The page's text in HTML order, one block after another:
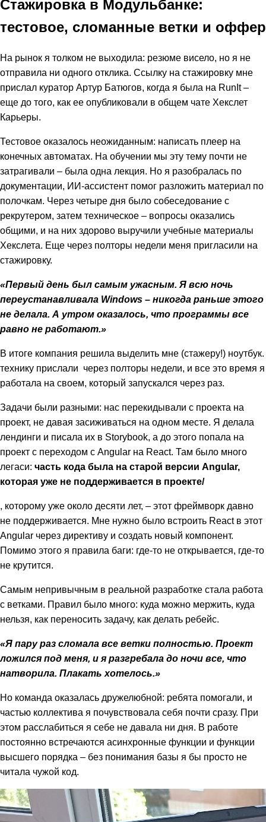
Стажировка в Модульбанке:
тестовое, сломанные ветки и оффер
На рынок я толком не выходила: резюме висело, но я не
отправила ни одного отклика. Ссылку на стажировку мне
прислал куратор Артур Батюгов, когда я была на RunIt –
еще до того, как ее опубликовали в общем чате Хекслет
Карьеры.
Тестовое оказалось неожиданным: написать плеер на
конечных автоматах. На обучении мы эту тему почти не
затрагивали – была одна лекция. Но я разобралась по
документации, ИИ-ассистент помог разложить материал по
полочкам. Через четыре дня было собеседование с
рекрутером, затем техническое – вопросы оказались
общими, и на них здорово выручили учебные материалы
Хекслета. Еще через полторы недели меня пригласили на
стажировку.
«Первый день был самым ужасным. Я всю ночь
переустанавливала Windows – никогда раньше этого
не делала. А утром оказалось, что программы все
равно не работают.»
В итоге компания решила выделить мне (стажеру!) ноутбук.
технику прислали через полторы недели, и все это время я
работала на своем, который запускался через раз.
Задачи были разными: нас перекидывали с проекта на
проект, не давая засиживаться на одном месте. Я делала
лендинги и писала их в Storybook, а до этого попала на
проект с переходом с Angular на React. Там было много
легаси: часть кода была на старой версии Angular,
которая уже не поддерживается в проекте/
, которому уже около десяти лет, – этот фреймворк давно
не поддерживается. Мне нужно было встроить React в этот
Angular через директиву и создать новый компонент.
Помимо этого я правила баги: где-то не открывается, где-то
не крутится.
Самым непривычным в реальной разработке стала работа
с ветками. Правил было много: куда можно мержить, куда
нельзя, как переносить задачу, как делать ребейс.
«Я пару раз сломала все ветки полностью. Проект
ложился под меня, и я разгребала до ночи все, что
натворила. Плакать хотелось.»
Но команда оказалась дружелюбной: ребята помогали, и
частью коллектива я почувствовала себя почти сразу. При
этом расслабиться я себе не давала ни дня. В работе
постоянно встречаются асинхронные функции и функции
высшего порядка – без понимания базы я бы просто не
читала чужой код.